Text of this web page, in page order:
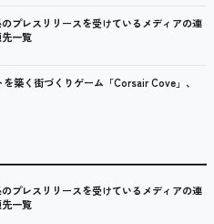
プレスリリースを受けているメディアの連
一覧
築く街づくりゲーム「Corsair Cove」、
プレスリリースを受けているメディアの連
一覧